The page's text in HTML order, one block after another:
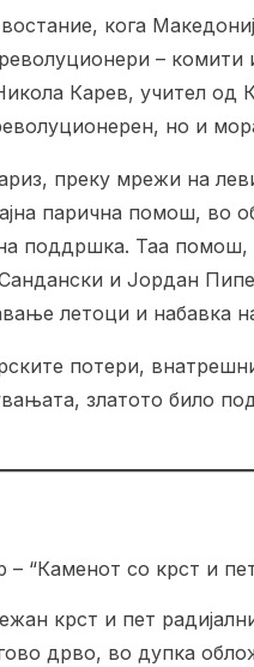
кога
–
Карев, учител
но и
преку мрежи на
парична помош, во
поддршка. Таа
и Јордан
летоци и набавка
потери,
златото било
– “Каменот со крст и
крст и пет
дрво, во дупка